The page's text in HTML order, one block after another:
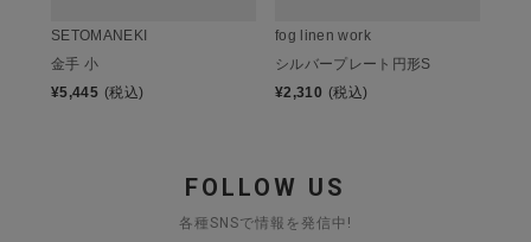
SETOMANEKI
金手 小
¥5,445 (税込)
fog linen work
シルバープレート円形S
¥2,310 (税込)
FOLLOW US
各種SNSで情報を発信中!